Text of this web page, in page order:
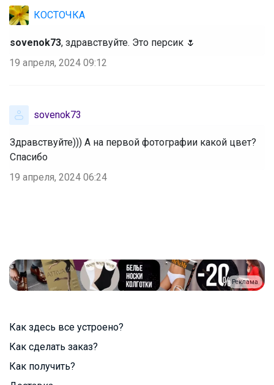
КОСТОЧКА
sovenok73, здравствуйте. Это персик 🌷
19 апреля, 2024 09:12
sovenok73
Здравствуйте))) А на первой фотографии какой цвет?
Спасибо
19 апреля, 2024 06:24
Реклама
Как здесь все устроено?
Как сделать заказ?
Как получить?
любимую вещь подростка
Леныра
Лоферы школьные